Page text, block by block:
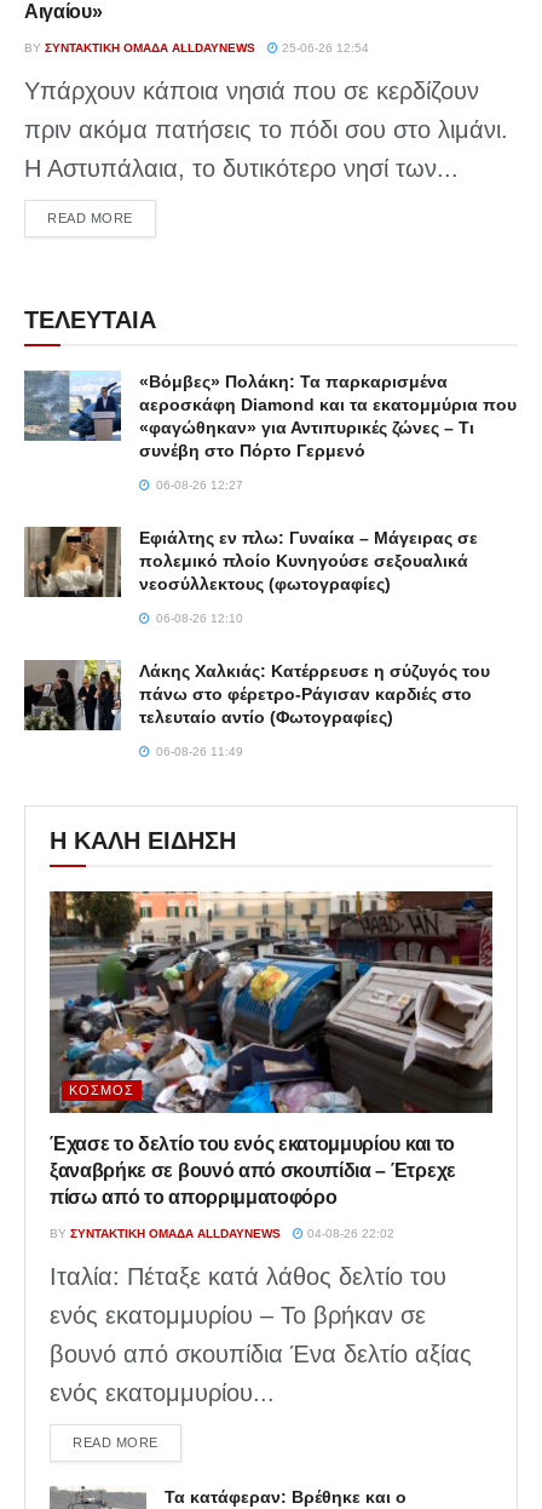
Αιγαίου»
BY ΣΥΝΤΑΚΤΙΚΉ ΟΜΆΔΑ ALLDAYNEWS 25-06-26 12:54
Υπάρχουν κάποια νησιά που σε κερδίζουν
πριν ακόμα πατήσεις το πόδι σου στο λιμάνι.
Η Αστυπάλαια, το δυτικότερο νησί των...
READ MOREDETAILS
ΤΕΛΕΥΤΑΙΑ
«Βόμβες» Πολάκη: Τα παρκαρισμένα
αεροσκάφη Diamond και τα εκατομμύρια που
«φαγώθηκαν» για Αντιπυρικές ζώνες – Τι
συνέβη στο Πόρτο Γερμενό
06-08-26 12:27
Εφιάλτης εν πλω: Γυναίκα – Μάγειρας σε
πολεμικό πλοίο Κυνηγούσε σεξουαλικά
νεοσύλλεκτους (φωτογραφίες)
06-08-26 12:10
Λάκης Χαλκιάς: Κατέρρευσε η σύζυγός του
πάνω στο φέρετρο-Ράγισαν καρδιές στο
τελευταίο αντίο (Φωτογραφίες)
06-08-26 11:49
Η ΚΑΛΗ ΕΙΔΗΣΗ
ΚΌΣΜΟΣ
Έχασε το δελτίο του ενός εκατομμυρίου και το
ξαναβρήκε σε βουνό από σκουπίδια – Έτρεχε
πίσω από το απορριμματοφόρο
BY ΣΥΝΤΑΚΤΙΚΉ ΟΜΆΔΑ ALLDAYNEWS 04-08-26 22:02
Ιταλία: Πέταξε κατά λάθος δελτίο του
ενός εκατομμυρίου – Το βρήκαν σε
βουνό από σκουπίδια Ένα δελτίο αξίας
ενός εκατομμυρίου...
READ MOREDETAILS
Τα κατάφεραν: Βρέθηκε και ο